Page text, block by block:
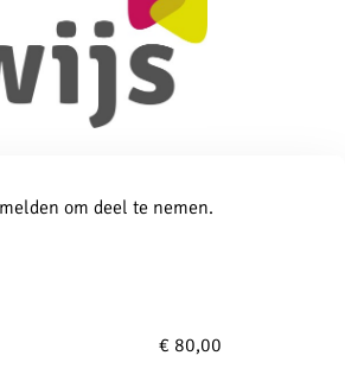
om deel te nemen.
€ 80,00